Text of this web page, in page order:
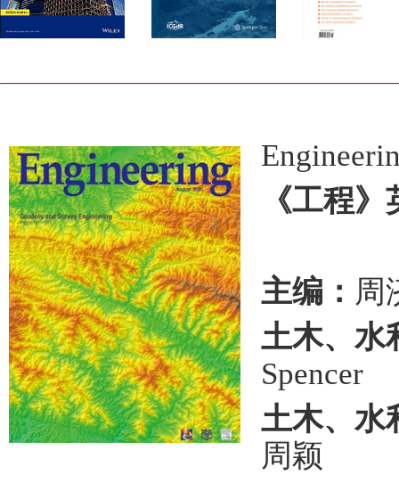
《工程
主编： 周
土木、水
Spencer
土木、水
周颖